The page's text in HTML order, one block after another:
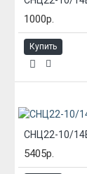
1000р.
Купить
5405р.